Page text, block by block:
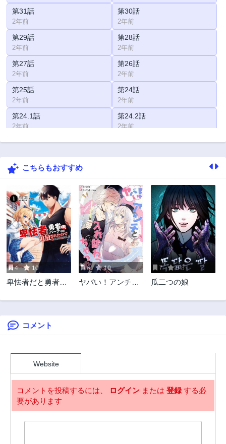
第31話
2年前
第30話
2年前
第29話
2年前
第28話
2年前
第27話
2年前
第26話
2年前
第25話
2年前
第24話
2年前
第24.1話
2年前
第24.2話
2年前
第23話 第22話
第21話
第19話
2年前
第18話
2年前
第17話
2年前
第16話
2年前
第15話
2年前
第14話
2年前
第13話
2年前
第12話
2年前
第11.1話 第11.2話
第10.1話
第9話
第7話
2年前
第6話
2年前
第5話
こちらもおすすめ
4 10
卑怯者だと勇者パ
たので働くことを
6 10
ヤバい！アンチと
た！
7 6.8
瓜二つの娘
コメント
Website
コメントを投稿するには、 ログイン または 登録する必
要があります